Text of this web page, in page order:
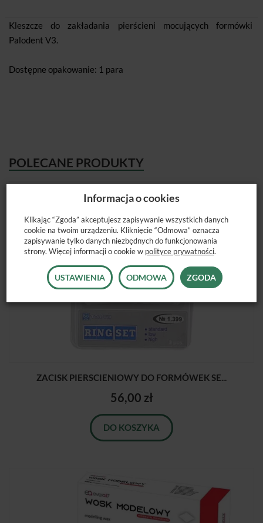
Kleszcze do zakładania pierścieni mocujących formówki
Palodent V3.
Dostępne opakowanie: 1 para
POLECANE PRODUKTY
ZACISK PIERSCIENIOWY DO FORMÓWEK SE...
56,00 zł
DO KOSZYKA
Informacja o cookies
Klikając “Zgoda” akceptujesz zapisywanie wszystkich danych
cookie na twoim urządzeniu. Kliknięcie “Odmowa” oznacza
zapisywanie tylko danych niezbędnych do funkcjonowania
strony. Więcej informacji o cookie w polityce prywatności.
USTAWIENIA ODMOWA ZGODA